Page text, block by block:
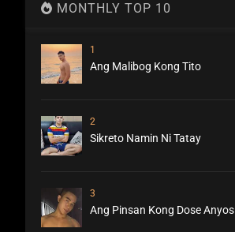
MONTHLY TOP 10
1
Ang Malibog Kong Tito
2
Sikreto Namin Ni Tatay
3
Ang Pinsan Kong Dose Anyos